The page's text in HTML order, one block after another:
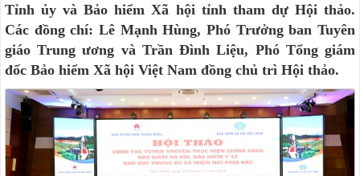
Tỉnh ủy và Bảo hiểm Xã hội tỉnh tham dự Hội thảo.
Các đồng chí: Lê Mạnh Hùng, Phó Trưởng ban Tuyên
giáo Trung ương và Trần Đình Liệu, Phó Tổng giám
đốc Bảo hiểm Xã hội Việt Nam đồng chủ trì Hội thảo.